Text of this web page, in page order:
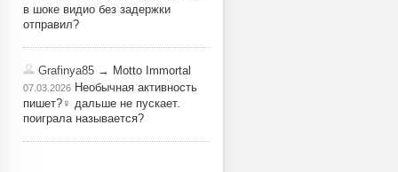
в шоке видио без задержки
отправил?
Grafinya85 → Motto Immortal
07.03.2026 Необычная активность
пишет?‍♀️ дальше не пускает.
поиграла называется?